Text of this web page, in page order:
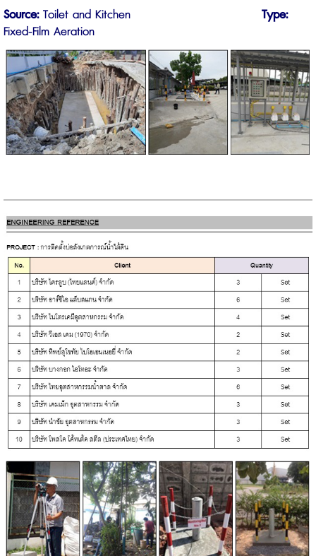
Source: Toilet and Kitchen Type:
Fixed-Film Aeration